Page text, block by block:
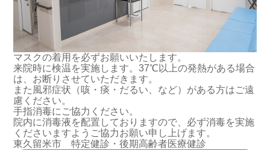
マスクの着用を必ずお願いいたします。
来院時に検温を実施します。37℃以上の発熱がある場合
は、お断りさせていただきます。
また風邪症状（咳・痰・だるい、など）がある方はご遠
慮ください。
手指消毒にご協力ください。
院内に消毒液を配置しておりますので、必ず消毒を実施
くださいますようご協力お願い申し上げます。
東久留米市 特定健診・後期高齢者医療健診